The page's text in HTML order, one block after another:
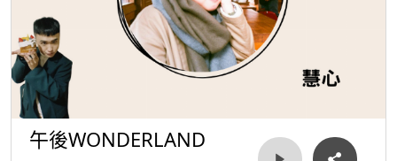
午後WONDERLAND